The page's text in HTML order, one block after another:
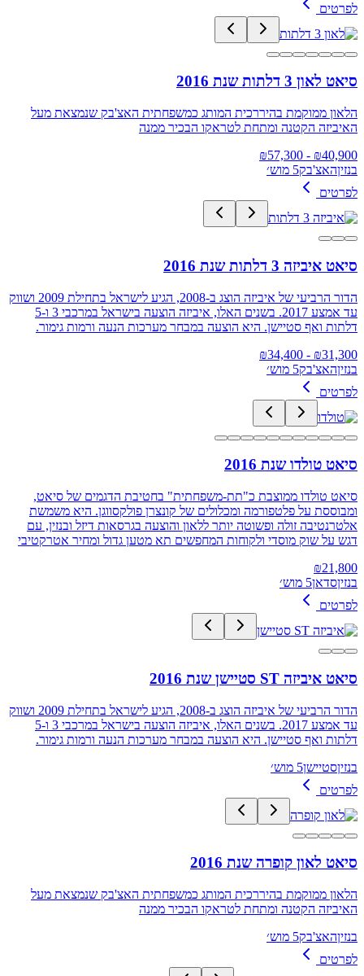
לפרטים
סיאט לאון 3 דלתות שנת 2016
הלאון ממוקמת בהיררכית המותג כמשפחתית האצ'בק שנמצאת מעל
האיביזה הקטנה ומתחת לטראקו הבכיר ממנה
₪40,900
- ₪
57,300
בנזיןהאצ'בק5 מוש׳
לפרטים
סיאט איביזה 3 דלתות שנת 2016
הדור הרביעי של איביזה הוצג ב-2008, הגיע לישראל בתחילת 2009 ושווק
עד אמצע 2017. בשנים האלו, איביזה הוצעה בישראל במרכבי 3 ו-5
דלתות ואף סטיישן. היא הוצעה במבחר מערכות הנעה ורמות גימור.
₪31,300
- ₪
34,400
בנזיןהאצ'בק5 מוש׳
לפרטים
סיאט טולדו שנת 2016
סיאט טולדו ממוצבת כ"תת‑משפחתית" בחטיבת הדגמים של סיאט,
ומבוססת על פלטפורמה ומכלולים של קונצרן פולקסווגן. היא משמשת
אלטרנטיבה זולה ופשוטה יותר ללאון והוצעה בגרסאות דיזל ובנזין, עם
דגש על שוק מוסדי ולקוחות המחפשים תא מטען גדול ומחיר אטרקטיבי
₪21,800
בנזיןסדאן5 מוש׳
לפרטים
סיאט איביזה ST סטיישן שנת 2016
הדור הרביעי של איביזה הוצג ב-2008, הגיע לישראל בתחילת 2009 ושווק
עד אמצע 2017. בשנים האלו, איביזה הוצעה בישראל במרכבי 3 ו-5
דלתות ואף סטיישן. היא הוצעה במבחר מערכות הנעה ורמות גימור.
בנזיןסטיישן5 מוש׳
לפרטים
סיאט לאון קופרה שנת 2016
הלאון ממוקמת בהיררכית המותג כמשפחתית האצ'בק שנמצאת מעל
האיביזה הקטנה ומתחת לטראקו הבכיר ממנה
בנזיןהאצ'בק5 מוש׳
לפרטים